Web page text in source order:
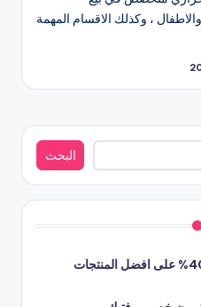
، وكذلك الاقسام المهمة
البحث
كود خصم متجر ماهر تخفيضات 40% على افضل المنتجات